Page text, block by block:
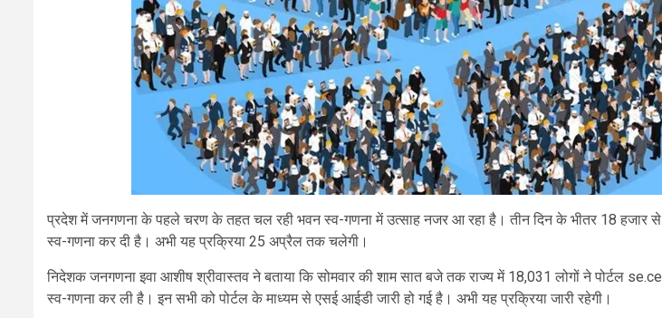
प्रदेश में जनगणना के पहले चरण के तहत चल रही भवन स्व-गणना में उत्साह नजर आ रहा है। तीन दिन के भीतर 18 हजार
स्व-गणना कर दी है। अभी यह प्रक्रिया 25 अप्रैल तक चलेगी।
निदेशक जनगणना इवा आशीष श्रीवास्तव ने बताया कि सोमवार की शाम सात बजे तक राज्य में 18,031 लोगों ने पोर्टल
स्व-गणना कर ली है। इन सभी को पोर्टल के माध्यम से एसई आईडी जारी हो गई है। अभी यह प्रक्रिया जारी रहेगी।